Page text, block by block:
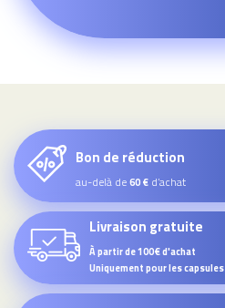
Bon de réduction
au-delà de60 € d’achat
Livraison gratuite
À partir de 100€ d'achat
Uniquement pour les capsules